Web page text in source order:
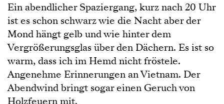
Ein abendlicher Spaziergang, kurz nach 20 Uhr
ist es schon schwarz wie die Nacht aber der
Mond hängt gelb und wie hinter dem
Vergrößerungsglas über den Dächern. Es ist so
warm, dass ich im Hemd nicht fröstele.
Angenehme Erinnerungen an Vietnam. Der
Abendwind bringt sogar einen Geruch von
Holzfeuern mit.